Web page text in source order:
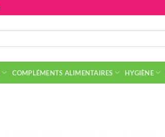
COMPLÉMENTS ALIMENTAIRES HYGIÈNE